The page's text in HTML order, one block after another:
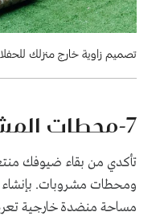
تصميم زاوية خارج منزلك
7-محطات
تأكدي من بقاء ضيوفك
ومحطات مشروبات.
مساحة منضدة خارجية